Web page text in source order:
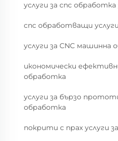
услуги за cnc
cnc обработващи услуги
услуги за CNC машинна
икономически
обработка
услуги за бързо
обработка
покрити с прах услуги